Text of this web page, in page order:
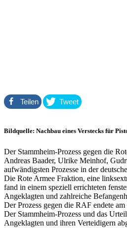
Teilen Tweet
Bildquelle: Nachbau eines Verstecks für
Der Stammheim-Prozess gegen die
Andreas Baader, Ulrike Meinhof,
aufwändigsten Prozesse in der
Die Rote Armee Fraktion, eine
fand in einem speziell errichteten
Angeklagten und zahlreiche
Der Prozess gegen die RAF endete
Der Stammheim-Prozess und das
Angeklagten und ihren Verteidigern